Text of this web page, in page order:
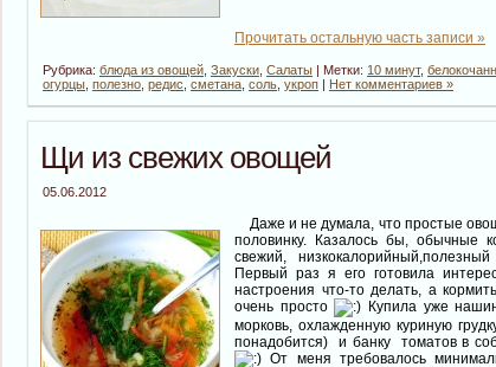
Прочитать остальную часть записи »
Рубрика: блюда из овощей Закуски Салаты | Метки: 10 минут,
огурцы полезно редис сметана соль укроп | Нет комментариев »
Щи из свежих овощей
05.06.2012
Даже и не думала, что простые
половинку. Казалось бы, обычные
свежий,
Первый раз я его готовила
настроения что-то делать, а
очень просто
Купила уже
морковь, охлажденную куриную
понадобится) и банку томатов в
От меня требовалось